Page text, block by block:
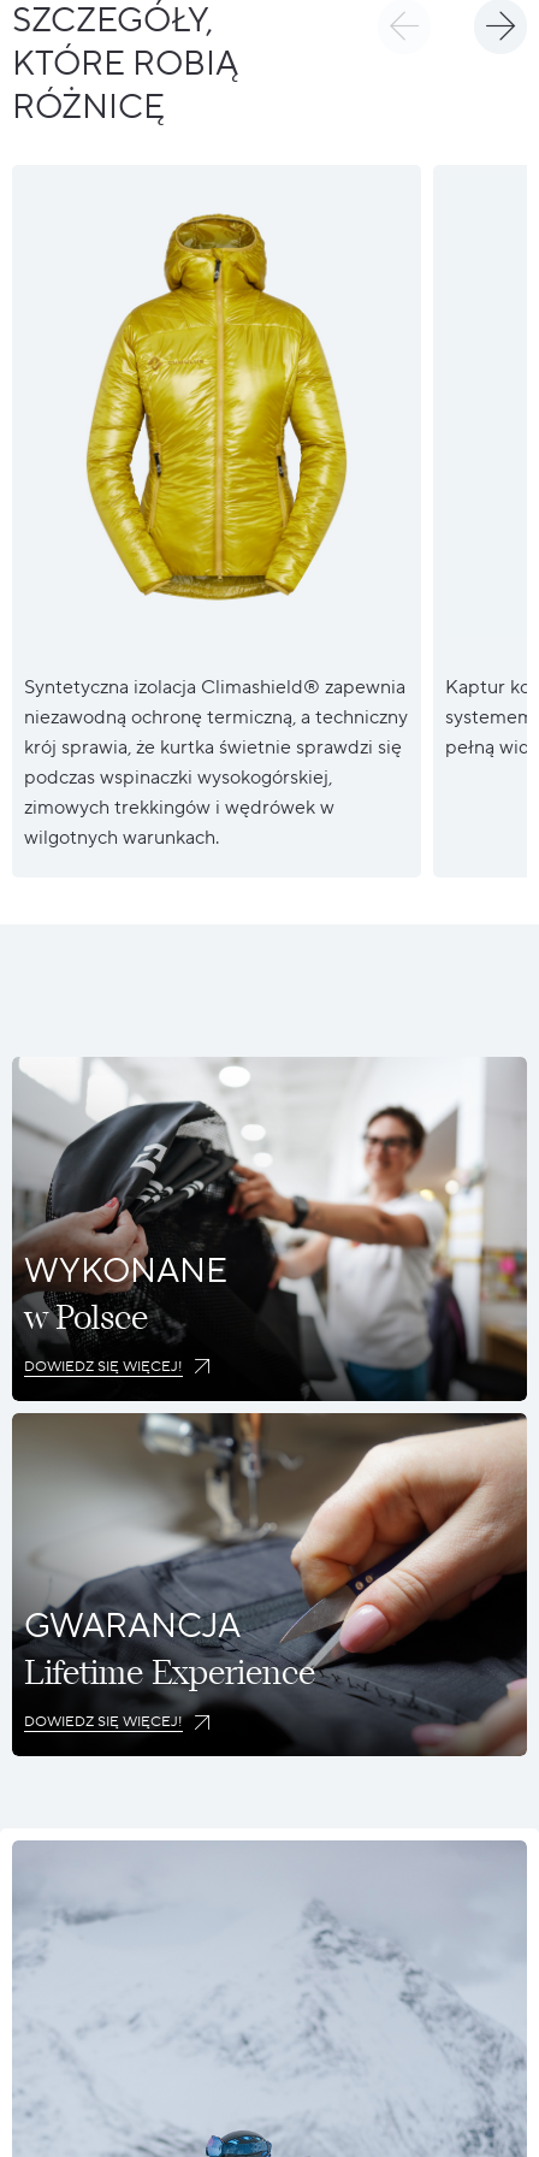
SZCZEGÓŁY,
KTÓRE ROBIĄ
RÓŻNICĘ
Syntetyczna izolacja Climashield® zapewnia
niezawodną ochronę termiczną, a techniczny
krój sprawia, że kurtka świetnie sprawdzi się
podczas wspinaczki wysokogórskiej,
zimowych trekkingów i wędrówek w
wilgotnych warunkach.
Kaptur
pełną
WYKONANE
w Polsce
DOWIEDZ SIĘ WIĘCEJ!
GWARANCJA
Lifetime Experience
DOWIEDZ SIĘ WIĘCEJ!